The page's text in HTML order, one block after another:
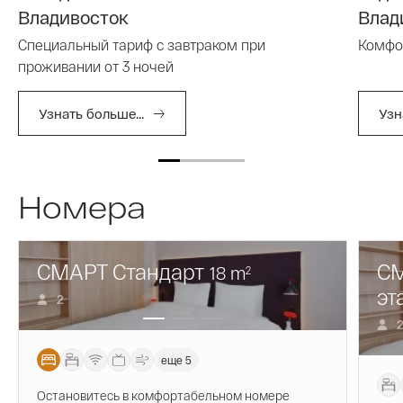
Владивосток
Специальный тариф с завтраком при
проживании от 3 ночей
Узнать больше...
Номера
СМАРТ Стандарт 18 m2
2
еще 5
Остановитесь в комфортабельном номере
2